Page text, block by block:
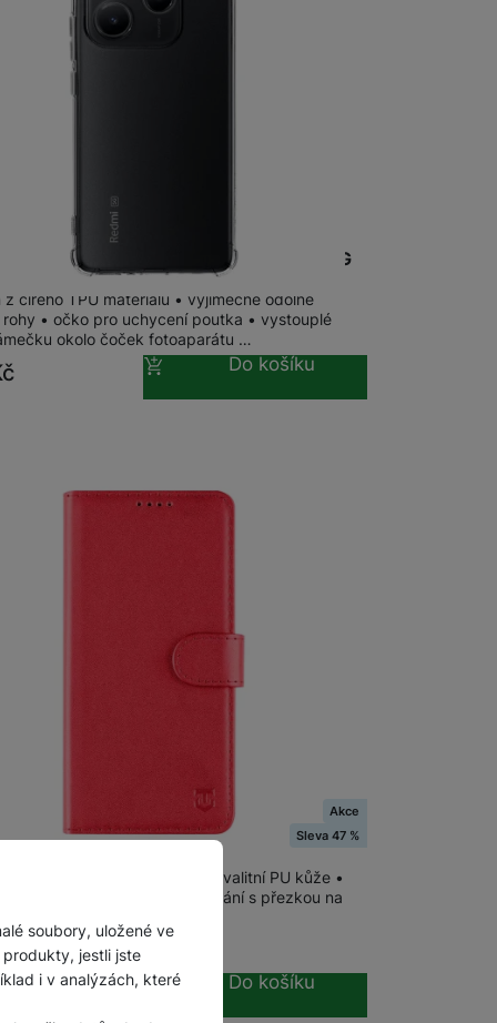
soubory, uložené ve
jestli jste
i v analýzách, které
TPU Plyo kryt Xiaomi Redmi Note 14 5G
na 3 prodejnách
z čirého TPU materiálu • výjimečně odolné
rohy • očko pro uchycení poutka • vystouplé
okolo čoček fotoaparátu …
Do košíku
Field Notes Xiaomi Redmi Note 14 5G,Akce
Sleva 47 %
pouzdro pro mobilní telefon z kvalitní PU kůže •
z pružného TPU • Zavírání s přezkou na
180
Do košíku